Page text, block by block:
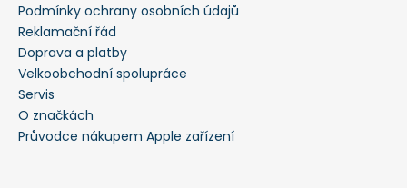
Podmínky ochrany osobních údajů
Reklamační řád
Doprava a platby
Velkoobchodní spolupráce
Servis
O značkách
Průvodce nákupem Apple zařízení